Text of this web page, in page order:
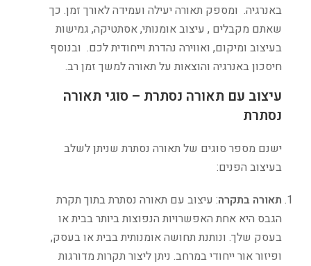
באנרגיה. ומספק תאורה יעילה ועמידה לאורך זמן. כך
שאתם מקבלים , עיצוב אומנותי, אסתטיקה, גמישות
בעיצוב ומיקום, ואווירה נהדרת וייחודית לכם. ובנוסף
חיסכון באנרגיה והוצאות על תאורה למשך זמן רב.
עיצוב עם תאורה נסתרת – סוגי תאורה
נסתרת
ישנם מספר סוגים של תאורה נסתרת שניתן לשלב
בעיצוב הפנים:
תאורה בתקרה: עיצוב עם תאורה נסתרת בתוך תקרת
הגבס היא אחת האפשרויות הנפוצות ביותר בבית או
בעסק שלך. ונותנת תחושה אומנותית בבית או בעסק,
ופיזור אור ייחודי במרחב. ניתן ליצור תקרות מדורגות